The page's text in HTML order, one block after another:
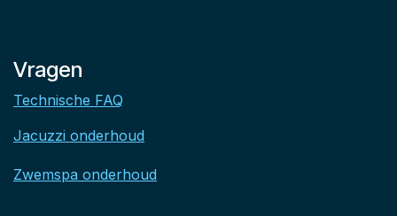
Vragen
Technische FAQ
Jacuzzi onderhoud
Zwemspa onderhoud